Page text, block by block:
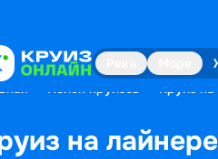
Поиск круизов Круиз
на